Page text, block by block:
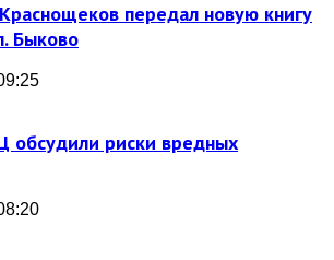
передал новую книгу
Быково
обсудили риски вредных